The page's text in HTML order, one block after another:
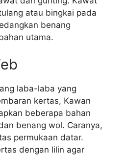
atau bingkai pada
benang
utama.
laba-laba yang
kertas, Kawan
beberapa bahan
benang wol. Caranya,
permukaan datar.
dengan lilin agar